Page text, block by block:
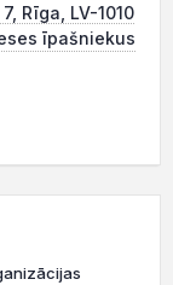
Rīga, LV-1010
īpašniekus